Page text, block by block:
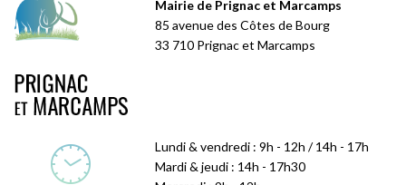
Mairie de Prignac et Marcamps
85 avenue des Côtes de Bourg
33 710 Prignac et Marcamps
Lundi & vendredi : 9h - 12h / 14h - 17h
Mardi & jeudi : 14h - 17h30